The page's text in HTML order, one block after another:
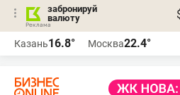
забронируй
валюту
Казань16.8° Москва22.4°